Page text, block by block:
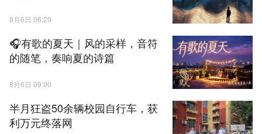
8月6日 06:29
🎧有歌的夏天｜风的采样，音符
的随笔，奏响夏的诗篇
8月6日 09:00
半月狂盗50余辆校园自行车，获
利万元终落网